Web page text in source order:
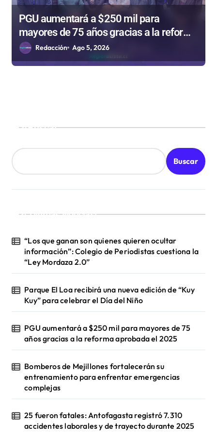
PGU aumentará a $250 mil para
mayores de 75 años gracias a la reforma
aprobada el 2025
Redacción Ago 5, 2026
Buscar
Buscar
¡Ultimas Noticias!
“Los que ganan son quienes quieren ocultar
información”: Colegio de Periodistas cuestiona la
“Ley Mordaza 2.0”
Parque El Loa recibirá una nueva edición de “Kuy
Kuy” para celebrar el Día del Niño
PGU aumentará a $250 mil para mayores de 75
años gracias a la reforma aprobada el 2025
Bomberos de Mejillones fortalecerán su
entrenamiento para enfrentar emergencias
complejas
25 fueron fatales: Antofagasta registró 7.310
accidentes laborales y de trayecto durante 2025